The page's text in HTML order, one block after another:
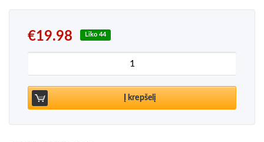
€19.98 Liko 44
produkto kiekis: Dsquared2 Green Wood After
Į krepšelį